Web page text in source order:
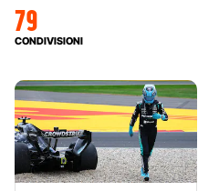
79
CONDIVISIONI